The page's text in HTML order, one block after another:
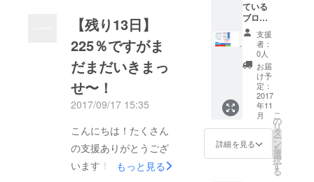
楽しそうですがさすが
に毎日は大変です！
動画はこちら
【残り13日】
225％ですがま
だまだいきまっ
せ〜！
2017/09/17 15:35
こんにちは！たくさん
の支援ありがとうござ
います！ 残り13日あ
もっと見る
ことも
可能で
す。）
・11月
15〜3月
15のな
かで1泊
2日。調
整しま
しょ
う。 あ
なたは
鹿を追
スト
ビュー
に表示
される
ので非
常にお
得で
す。 ■
サイド
バー上
部（横
300×縦
250）
ている
ブログ
（http://
kishiko
rofreee.
com/）
の記事
下広告
右側に
あなた
のバ
ナーを
3ヶ月掲
載しま
す。 記
支援
者：
0人
お届
け予
定：
2017
年11
月
詳細を見る
こ
の
リ
タ
ー
ン
を
選
択
す
る